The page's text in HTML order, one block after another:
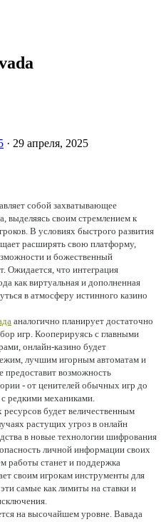
· 29 апреля, 2025
собой захватывающее
выделяясь своим стремлением к
В условиях быстрого развития
расширять свою платформу,
и божественный
Ожидается, что интеграция
как виртуальная и дополненная
в атмосферу истинного казино
аналогично планирует достаточно
игр. Кооперируясь с главными
онлайн-казино будет
лучшим игорным автоматам и
предоставит возможность
- от ценителей обычных игр до
редкими механиками.
будет величественным
растущих угроз в онлайн
в новые технологии шифрования
личной информации своих
работы станет и поддержка
своим игрокам инструменты для
самые как лимиты на ставки и
на высочайшем уровне. Вавада